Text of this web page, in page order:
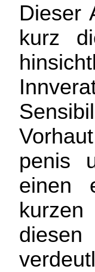
Dieser
kurz
penis
einen